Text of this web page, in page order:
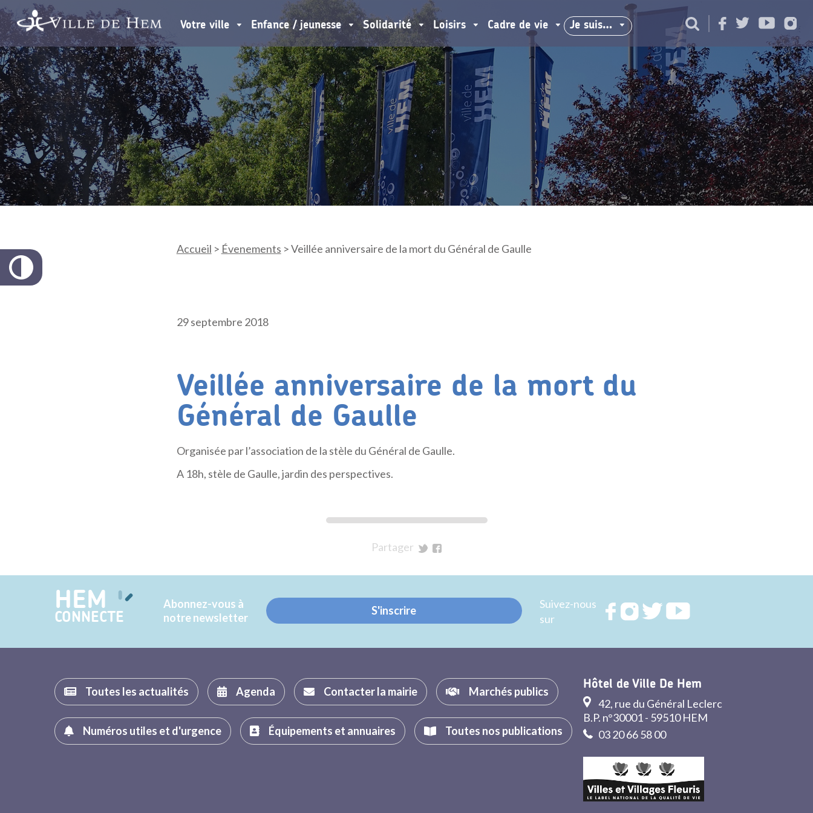
Votre ville Enfance / jeunesse Solidarité Loisirs Cadre de vie Je suis…
Accueil > Évenements >Veillée anniversaire de la mort du Général de Gaulle
29 septembre 2018
Veillée anniversaire de la mort du
Général de Gaulle
Organisée par l’association de la stèle du Général de Gaulle.
A 18h, stèle de Gaulle, jardin des perspectives.
Partager
Twitter
Facebook
HEM
CONNECTE
Abonnez-vous à
notre newsletter
S'inscrire
Suivez-nous
sur
RejoignezRejoignezRejoignez
Toutes les actualités Agenda Contacter la mairie Marchés publics
Numéros utiles et d'urgence Équipements et annuaires Toutes nos publications
Hôtel de Ville De Hem
42, rue du Général Leclerc
B.P. n°30001 - 59510 HEM
03 20 66 58 00